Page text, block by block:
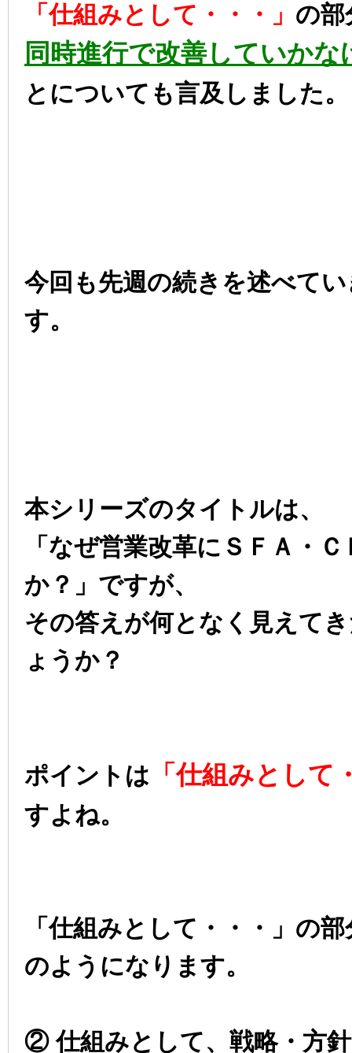
「仕組みとして・・・」 の部
同時進行で改善していか
とについても言及しました。
今回も先週の続きを述べて
す。
本シリーズのタイトルは、
「なぜ営業改革にＳＦＡ・
か？」ですが、
その答えが何となく見えて
ょうか？
ポイントは 「仕組みとして
すよね。
「仕組みとして・・・」の
のようになります。
② 仕組みとして、戦略・方